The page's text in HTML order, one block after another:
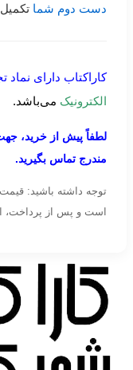
دست دوم شما
کاراکتاب دارای نماد
الکترونیک می‌باشد.
لطفاً پیش از خرید،
مندرج تماس بگیرید.
توجه داشته باشید:
است و پس از پرداخت،